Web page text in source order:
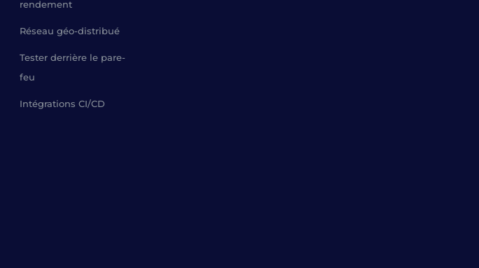
rendement
Réseau géo-distribué
Tester derrière le pare-
feu
Intégrations CI/CD